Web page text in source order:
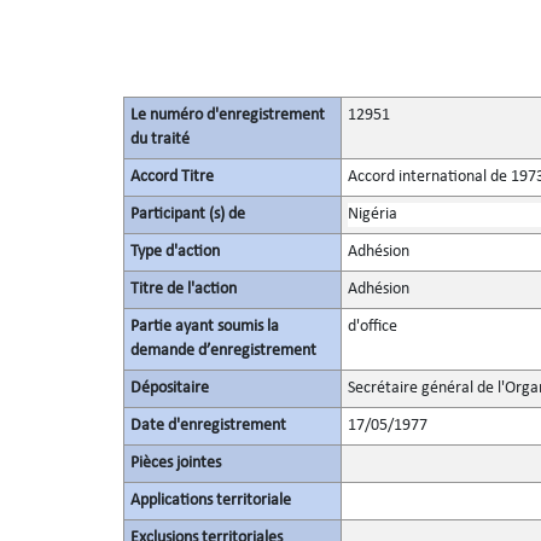
Le numéro d'enregistrement
du traité
12951
Accord Titre Accord international de
Participant (s) de Nigéria
Type d'action Adhésion
Titre de l'action Adhésion
Partie ayant soumis la
demande d’enregistrement
d'office
Dépositaire Secrétaire général de
Date d'enregistrement 17/05/1977
Pièces jointes
Applications territoriale